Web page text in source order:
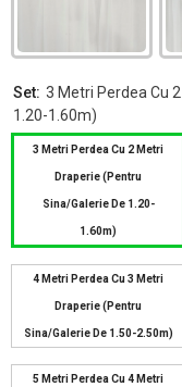
Set: 3 Metri Perdea Cu
1.20-1.60m)
3 Metri Perdea Cu 2 Metri
Draperie (pentru
Sina/galerie De 1.20-
1.60m)
4 Metri Perdea Cu 3 Metri
Draperie (pentru
Sina/galerie De 1.50-2.50m)
5 Metri Perdea Cu 4 Metri